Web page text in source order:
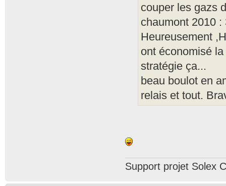
couper les gazs
chaumont 2010 :
Heureusement
ont économisé
stratégie ça...
beau boulot en
relais et tout.
Support projet Solex